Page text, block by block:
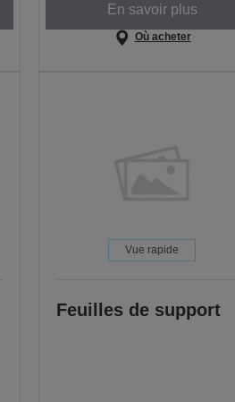
En savoir plus
Où acheter
Vue rapide
Feuilles de support